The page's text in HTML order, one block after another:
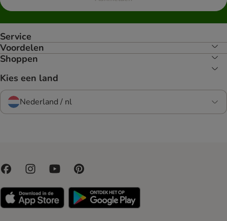
Service
Voordelen
Shoppen
Kies een land
Nederland / nl